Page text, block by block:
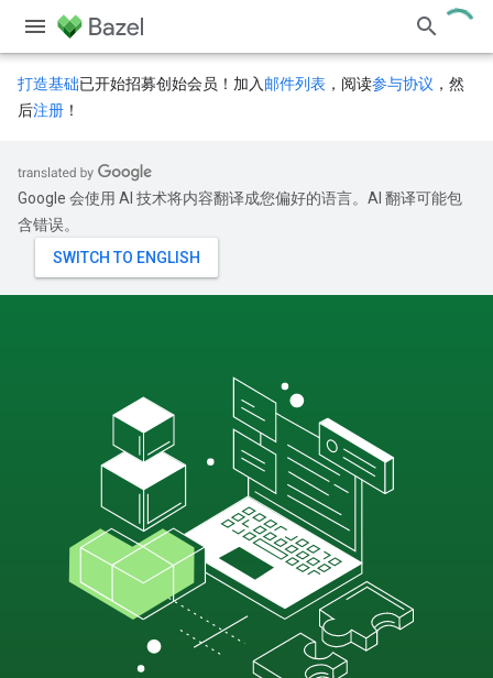
打造基础已开始招募创始会员！加入 邮件列表 ，阅读参与协议 ，然
后注册 ！
Google 会使用 AI 技术将内容翻译成您偏好的语言。AI 翻译可能包
含错误。